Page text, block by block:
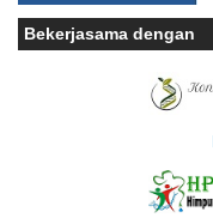
Bekerjasama dengan